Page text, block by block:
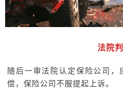
法院
随后一审法院认定保险公司
偿，保险公司不服提起上诉。